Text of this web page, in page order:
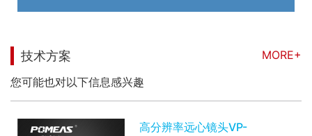
技术方案
MORE+
您可能也对以下信息感兴趣
高分辨率远心镜头VP-